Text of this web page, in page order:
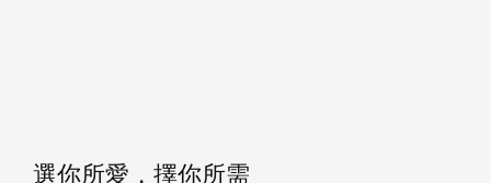
選你所愛，擇你所需